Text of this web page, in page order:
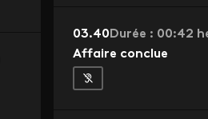
03.40 Durée : 00:42
Affaire conclue